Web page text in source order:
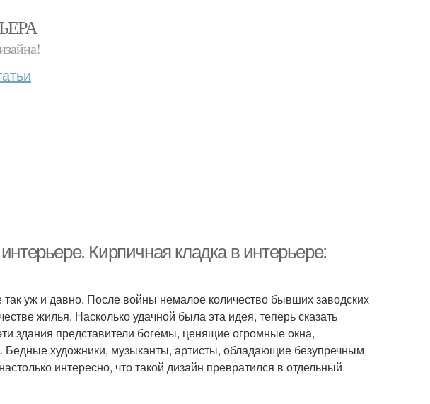
Кирпичная кладка в интерьере:
так уж и давно. После войны немалое количество бывших заводских
жилья. Насколько удачной была эта идея, теперь сказать
здания представители богемы, ценящие огромные окна,
Бедные художники, музыканты, артисты, обладающие безупречным
интересно, что такой дизайн превратился в отдельный